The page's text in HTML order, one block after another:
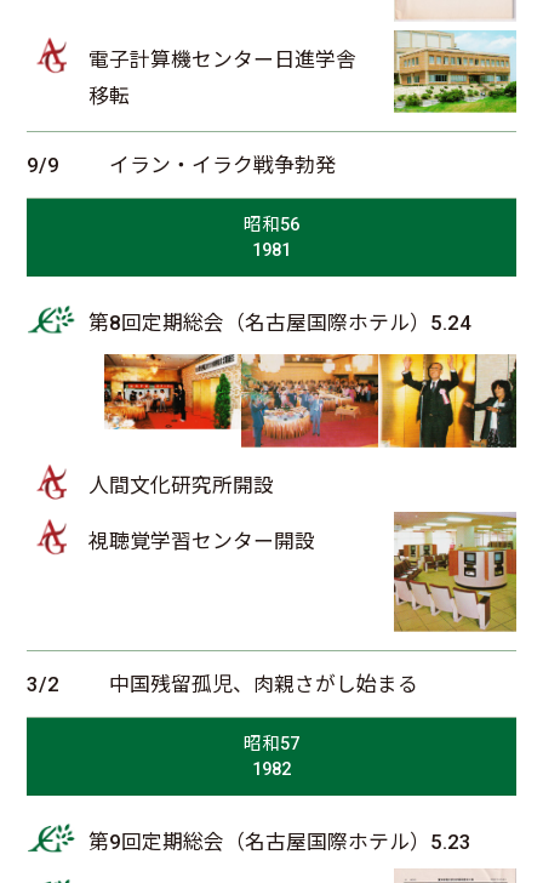
電子計算機センター日進学舎
移転
9/9 イラン・イラク戦争勃発
昭和56
1981
第8回定期総会（名古屋国際ホテル）5.24
人間文化研究所開設
視聴覚学習センター開設
3/2 中国残留孤児、肉親さがし始まる
昭和57
1982
第9回定期総会（名古屋国際ホテル）5.23